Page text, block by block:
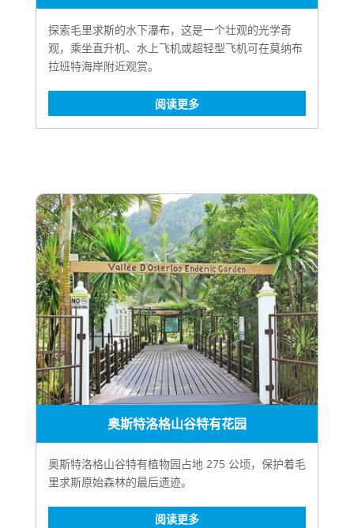
探索毛里求斯的水下瀑布，这是一个壮观的光学奇
观，乘坐直升机、水上飞机或超轻型飞机可在莫纳布
拉班特海岸附近观赏。
阅读更多
奥斯特洛格山谷特有花园
奥斯特洛格山谷特有植物园占地 275 公顷，保护着毛
里求斯原始森林的最后遗迹。
阅读更多